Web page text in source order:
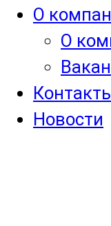
О
О
Новости